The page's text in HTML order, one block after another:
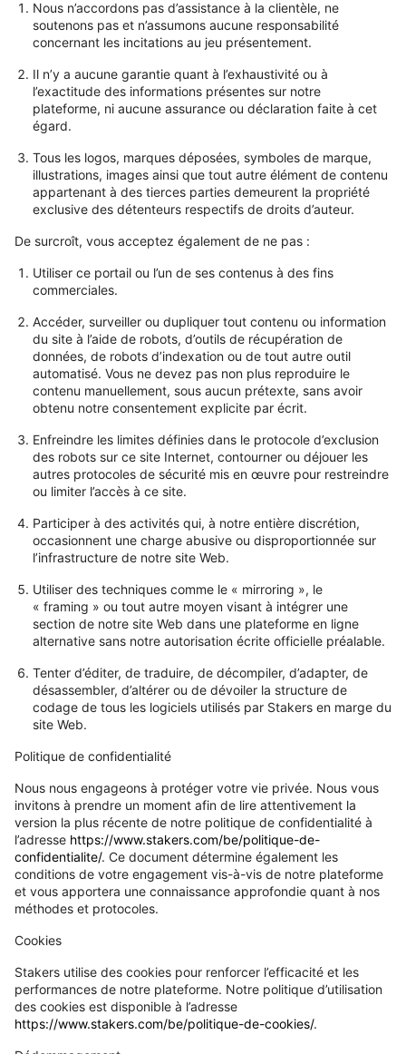
Nous n’accordons pas d’assistance à la clientèle, ne
soutenons pas et n’assumons aucune responsabilité
concernant les incitations au jeu présentement.
Il n’y a aucune garantie quant à l’exhaustivité ou à
l’exactitude des informations présentes sur notre
plateforme, ni aucune assurance ou déclaration faite à cet
égard.
Tous les logos, marques déposées, symboles de marque,
illustrations, images ainsi que tout autre élément de contenu
appartenant à des tierces parties demeurent la propriété
exclusive des détenteurs respectifs de droits d’auteur.
De surcroît, vous acceptez également de ne pas :
Utiliser ce portail ou l’un de ses contenus à des fins
commerciales.
Accéder, surveiller ou dupliquer tout contenu ou information
du site à l’aide de robots, d’outils de récupération de
données, de robots d’indexation ou de tout autre outil
automatisé. Vous ne devez pas non plus reproduire le
contenu manuellement, sous aucun prétexte, sans avoir
obtenu notre consentement explicite par écrit.
Enfreindre les limites définies dans le protocole d’exclusion
des robots sur ce site Internet, contourner ou déjouer les
autres protocoles de sécurité mis en œuvre pour restreindre
ou limiter l’accès à ce site.
Participer à des activités qui, à notre entière discrétion,
occasionnent une charge abusive ou disproportionnée sur
l’infrastructure de notre site Web.
Utiliser des techniques comme le « mirroring », le
« framing » ou tout autre moyen visant à intégrer une
section de notre site Web dans une plateforme en ligne
alternative sans notre autorisation écrite officielle préalable.
Tenter d’éditer, de traduire, de décompiler, d’adapter, de
désassembler, d’altérer ou de dévoiler la structure de
codage de tous les logiciels utilisés par Stakers en marge du
site Web.
Politique de confidentialité
Nous nous engageons à protéger votre vie privée. Nous vous
invitons à prendre un moment afin de lire attentivement la
version la plus récente de notre politique de confidentialité à
l’adresse https://www.stakers.com/be/politique-de-
confidentialite/. Ce document détermine également les
conditions de votre engagement vis-à-vis de notre plateforme
et vous apportera une connaissance approfondie quant à nos
méthodes et protocoles.
Cookies
Stakers utilise des cookies pour renforcer l’efficacité et les
performances de notre plateforme. Notre politique d’utilisation
des cookies est disponible à l’adresse
https://www.stakers.com/be/politique-de-cookies/.